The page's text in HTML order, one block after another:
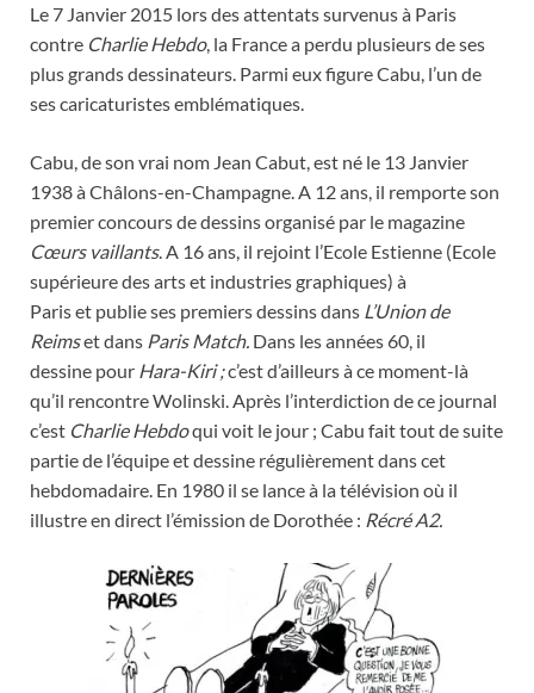
Le 7 Janvier 2015 lors des attentats survenus à Paris
contre Charlie Hebdo, la France a perdu plusieurs de ses
plus grands dessinateurs. Parmi eux figure Cabu, l’un de
ses caricaturistes emblématiques.
Cabu, de son vrai nom Jean Cabut, est né le 13 Janvier
1938 à Châlons-en-Champagne. A 12 ans, il remporte son
premier concours de dessins organisé par le magazine
Cœurs vaillants. A 16 ans, il rejoint l’Ecole Estienne (Ecole
supérieure des arts et industries graphiques) à
Paris et publie ses premiers dessins dans L’Union de
Reimset dans Paris Match. Dans les années 60, il
dessine pour Hara-Kiri ;c’est d’ailleurs à ce moment-là
qu’il rencontre Wolinski. Après l’interdiction de ce journal
c’est Charlie Hebdoqui voit le jour ; Cabu fait tout de suite
partie de l’équipe et dessine régulièrement dans cet
hebdomadaire. En 1980 il se lance à la télévision où il
illustre en direct l’émission de Dorothée : Récré A2.